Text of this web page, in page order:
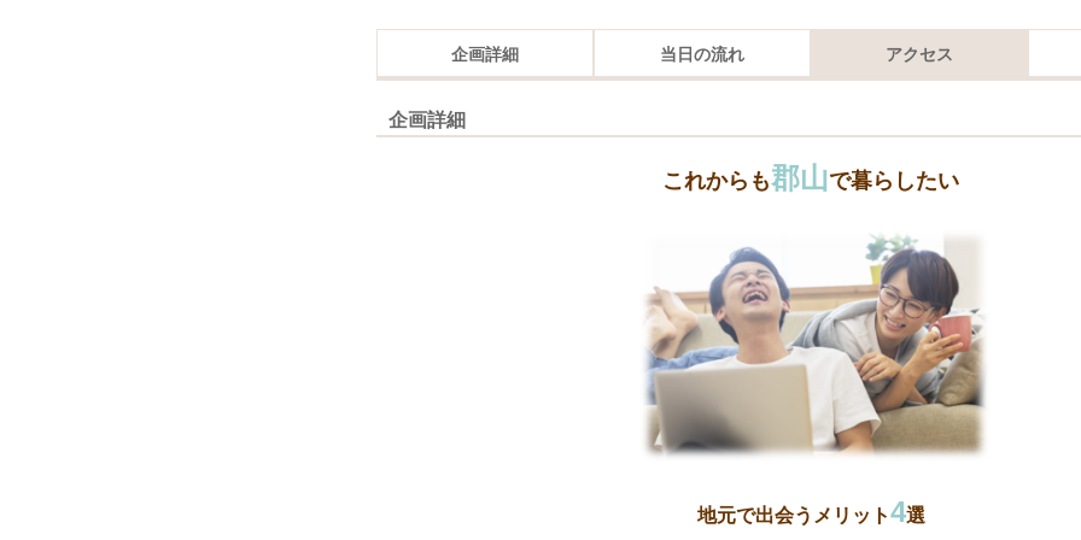
企画詳細 当日の流れ アクセス
企画詳細
これからも郡山で暮らしたい
地元で出会うメリット4選